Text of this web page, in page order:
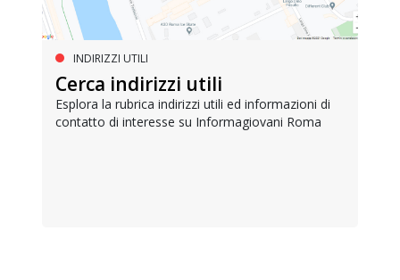
INDIRIZZI UTILI
Cerca indirizzi utili
Esplora la rubrica indirizzi utili ed informazioni di
contatto di interesse su Informagiovani Roma